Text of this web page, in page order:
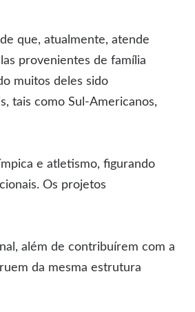
que, atualmente, atende
provenientes de família
muitos deles sido
tais como Sul-Americanos,
e atletismo, figurando
Os projetos
além de contribuírem com a
da mesma estrutura